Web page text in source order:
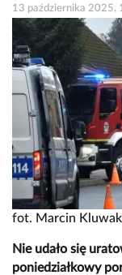
13 października 2025,
fot. Marcin Kluwak
Nie udało się
poniedziałkowy